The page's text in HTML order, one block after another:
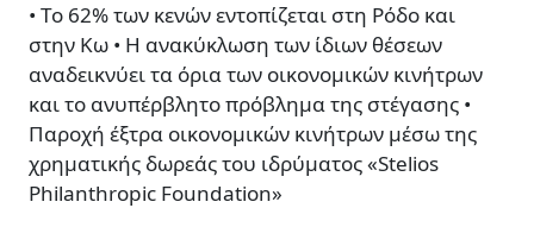
• Το 62% των κενών εντοπίζεται στη Ρόδο και
στην Κω • Η ανακύκλωση των ίδιων θέσεων
αναδεικνύει τα όρια των οικονομικών κινήτρων
και το ανυπέρβλητο πρόβλημα της στέγασης •
Παροχή έξτρα οικονομικών κινήτρων μέσω της
χρηματικής δωρεάς του ιδρύματος «Stelios
Philanthropic Foundation»